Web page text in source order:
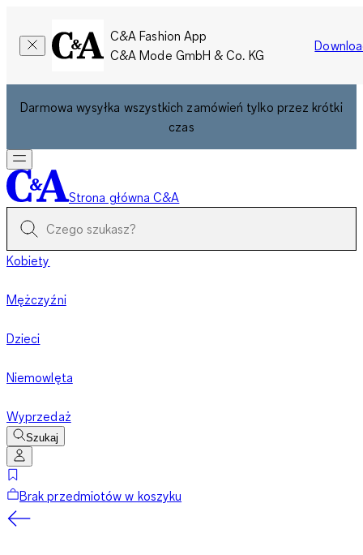
C&A Fashion App
C&A Mode GmbH & Co. KG
Darmowa wysyłka wszystkich zamówień tylko przez krótki
czas
Strona główna C&A
Kobiety
Mężczyźni
Dzieci
Niemowlęta
Wyprzedaż
Szukaj
Brak przedmiotów w koszyku